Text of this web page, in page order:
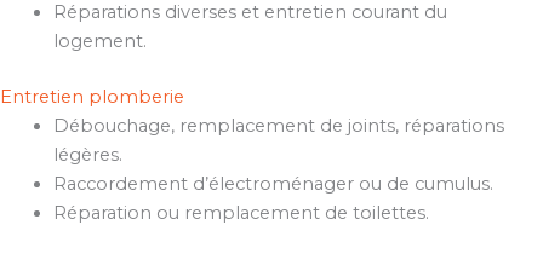
Réparations diverses et entretien courant du
logement.
Entretien plomberie
Débouchage, remplacement de joints, réparations
légères.
Raccordement d’électroménager ou de cumulus.
Réparation ou remplacement de toilettes.